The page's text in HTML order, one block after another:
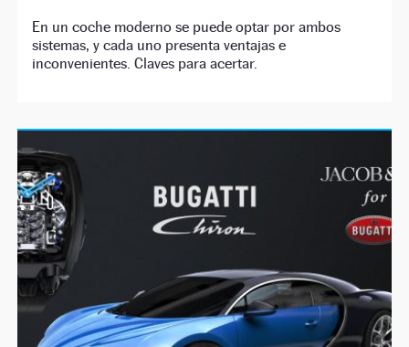
En un coche moderno se puede optar por ambos
sistemas, y cada uno presenta ventajas e
inconvenientes. Claves para acertar.